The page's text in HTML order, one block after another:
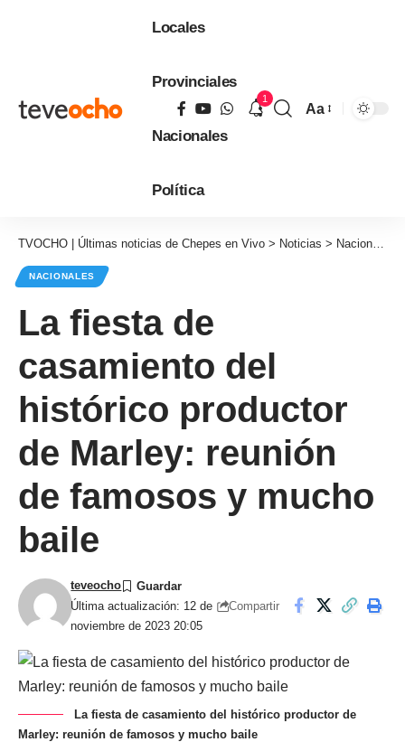
Locales
Provinciales
Nacionales
Política
1
Aa
TVOCHO | Últimas noticias de Chepes en Vivo > Noticias > Nacionales
NACIONALES
La fiesta de
casamiento del
histórico productor
de Marley: reunión
de famosos y mucho
baile
Última actualización: 12 de
noviembre de 2023 20:05
teveocho
Compartir
La fiesta de casamiento del histórico productor de
Marley: reunión de famosos y mucho baile